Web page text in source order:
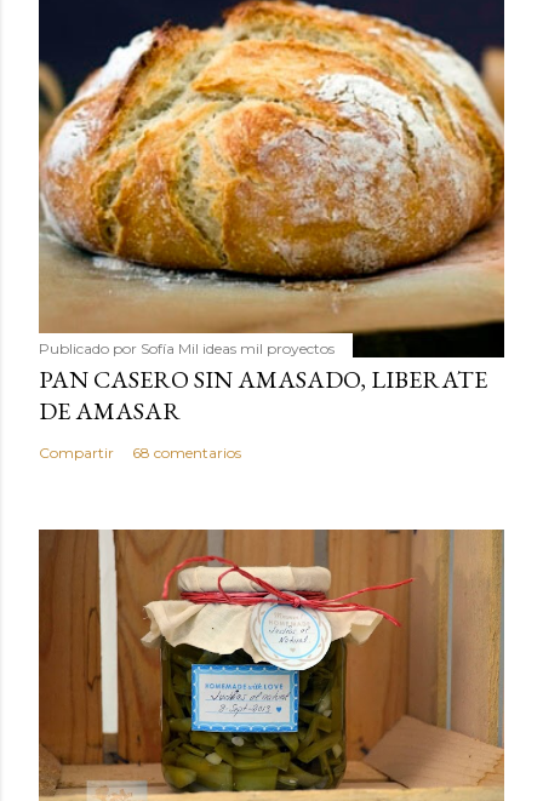
Publicado por Sofía Mil ideas mil proyectos
PAN CASERO SIN AMASADO, LIBERATE
DE AMASAR
Compartir 68 comentarios